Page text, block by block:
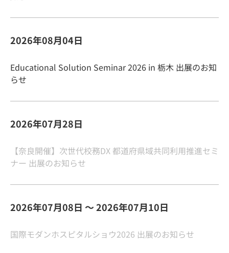
2026年08月04日
Educational Solution Seminar 2026 in 栃木 出展のお知
らせ
2026年07月28日
【奈良開催】次世代校務DX 都道府県域共同利用推進セミ
ナー 出展のお知らせ
2026年07月08日 ～ 2026年07月10日
国際モダンホスピタルショウ2026 出展のお知らせ